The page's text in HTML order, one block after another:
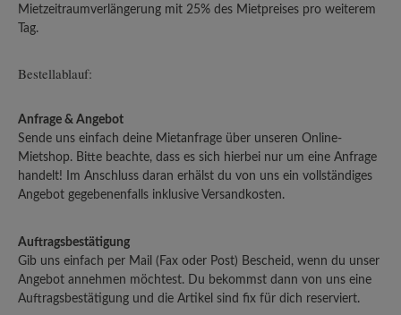
Mietzeitraumverlängerung mit 25% des Mietpreises pro weiterem
Tag.
Bestellablauf:
Anfrage & Angebot
Sende uns einfach deine Mietanfrage über unseren Online-
Mietshop. Bitte beachte, dass es sich hierbei nur um eine Anfrage
handelt! Im Anschluss daran erhälst du von uns ein vollständiges
Angebot gegebenenfalls inklusive Versandkosten.
Auftragsbestätigung
Gib uns einfach per Mail (Fax oder Post) Bescheid, wenn du unser
Angebot annehmen möchtest. Du bekommst dann von uns eine
Auftragsbestätigung und die Artikel sind fix für dich reserviert.